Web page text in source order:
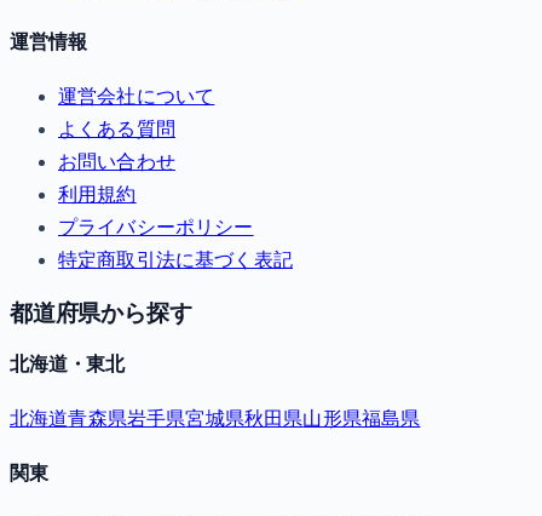
運営情報
運営会社について
よくある質問
お問い合わせ
利用規約
プライバシーポリシー
特定商取引法に基づく表記
都道府県から探す
北海道・東北
北海道青森県岩手県宮城県秋田県山形県福島県
関東